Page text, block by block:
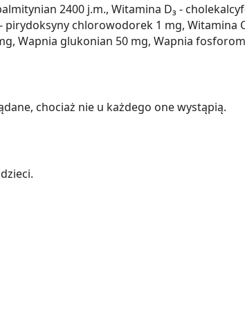
2400 j.m., Witamina D₃ -
chlorowodorek 1 mg, Witamina
Wapnia glukonian 50 mg, Wapnia
chociaż nie u każdego one wystąpią.